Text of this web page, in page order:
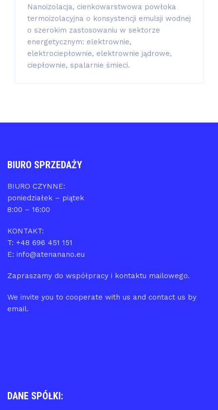
Nanoizolacja, cienkowarstwowa powłoka
termoizolacyjna o konsystencji emulsji wodnej
o szerokim zastosowaniu w sektorze
energetycznym: elektrownie,
elektrociepłownie, elektrownie jądrowe,
ciepłownie, spalarnie śmieci.
BIURO SPRZEDAŻY
BIURO CZYNNE:
poniedziałek – piątek
8:00 – 16:00
KONTAKT:
T: +48 696 451 151
E: info@atenanano.eu
Zapraszamy do współpracy i kontaktu mailowego.
We invite you to cooperate with us and contact us by
email.
DANE SPÓŁKI: